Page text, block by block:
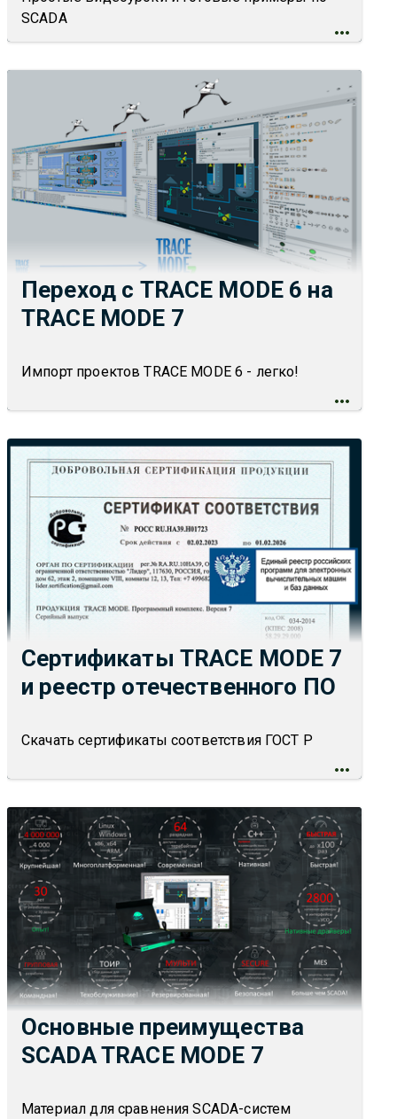
SCADA
Переход с TRACE MODE 6 на
TRACE MODE 7
Импорт проектов TRACE MODE 6 - легко!
Сертификаты TRACE MODE 7
и реестр отечественного ПО
Скачать сертификаты соответствия ГОСТ Р
Основные преимущества
SCADA TRACE MODE 7
Материал для сравнения SCADA-систем